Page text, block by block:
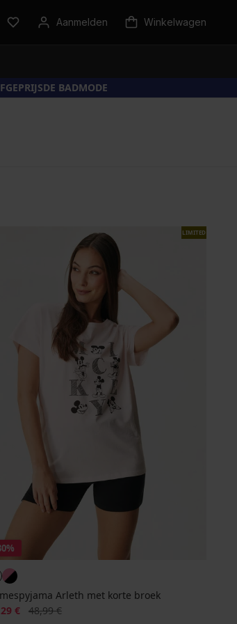
Aanmelden Winkelwagen
BADMODE
LIMITED
Arleth met korte broek
€ Oorspronkelijke prijs
48,99 €